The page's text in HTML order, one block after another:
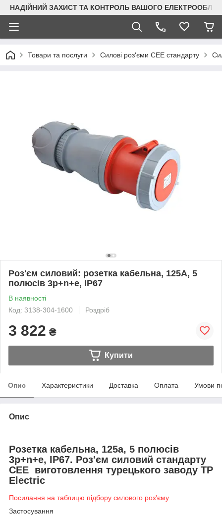
НАДІЙНИЙ ЗАХИСТ ТА КОНТРОЛЬ ВАШОГО
Товари та послуги Силові роз'єми CEE стандарту
Роз'єм силовий: розетка кабельна, 125А, 5
полюсів 3p+n+e, IP67
В наявності
Код: 3138-304-1600
Роздріб
3 822 ₴
Купити
Опис Характеристики Доставка Оплата Умови
Опис
Розетка кабельна, 125а, 5 полюсів
3p+n+e, IP67. Роз'єм силовий стандарту
СЕЕ виготовлення турецького заводу TP
Electric
Посилання на таблицю підбору силового роз'єму
Застосування